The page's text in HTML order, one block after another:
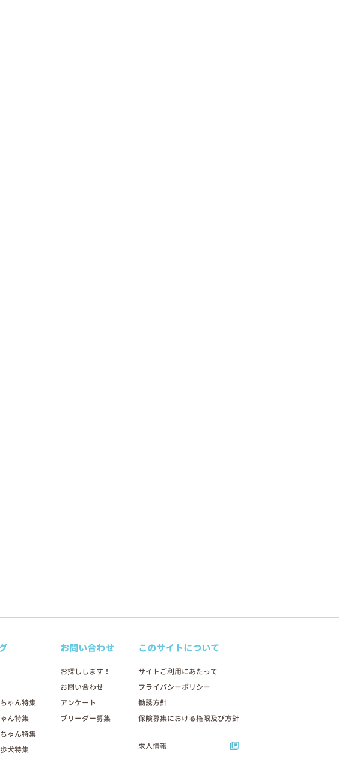
ゃん特集
ん特集
ゃん特集
犬特集
お問い合わせ
お探しします！
お問い合わせ
アンケート
ブリーダー募集
このサイトについて
サイトご利用にあたって
プライバシーポリシー
勧誘方針
保険募集における権限及び方針
求人情報